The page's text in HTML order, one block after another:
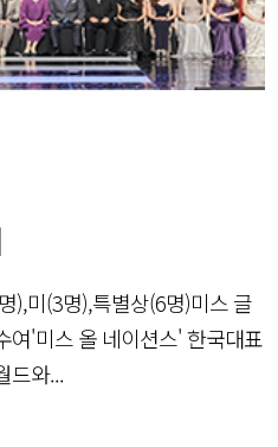
),미(3명),특별상(6명)미스 글
여'미스 올 네이션스' 한국대표
드와...